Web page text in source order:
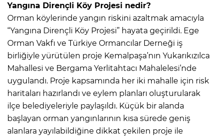
Yangına Dirençli Köy Projesi nedir?
Orman köylerinde yangın riskini azaltmak amacıyla
“Yangına Dirençli Köy Projesi” hayata geçirildi. Ege
Orman Vakfı ve Türkiye Ormancılar Derneği iş
birliğiyle yürütülen proje Kemalpaşa’nın Yukarıkızılca
Mahallesi ve Bergama Yerlitahtacı Mahalelesi’nde
uygulandı. Proje kapsamında her iki mahalle için risk
haritaları hazırlandı ve eylem planları oluşturularak
ilçe belediyeleriyle paylaşıldı. Küçük bir alanda
başlayan orman yangınlarının kısa sürede geniş
alanlara yayılabildiğine dikkat çekilen proje ile